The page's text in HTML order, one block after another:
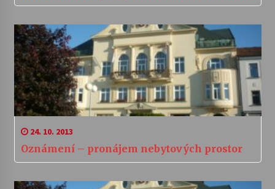
24. 10. 2013
Oznámení – pronájem nebytových prostor